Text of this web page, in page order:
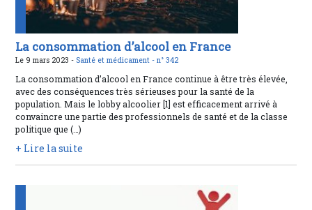
La consommation d’alcool en France
Le 9 mars 2023 - Santé et médicament -n° 342
La consommation d’alcool en France continue à être très élevée,
avec des conséquences très sérieuses pour la santé de la
population. Mais le lobby alcoolier [1] est efficacement arrivé à
convaincre une partie des professionnels de santé et de la classe
politique que (…)
+ Lire la suite